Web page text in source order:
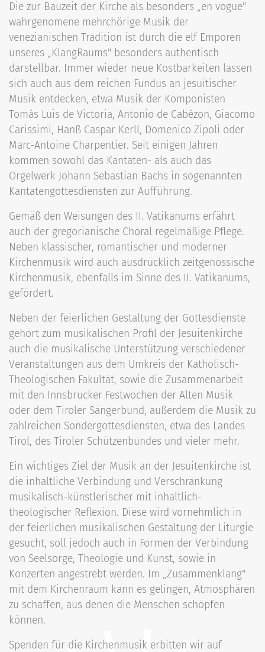
Die zur Bauzeit der Kirche als besonders „en vogue"
wahrgenomene mehrchörige Musik der
venezianischen Tradition ist durch die elf Emporen
unseres „KlangRaums" besonders authentisch
darstellbar. Immer wieder neue Kostbarkeiten lassen
sich auch aus dem reichen Fundus an jesuitischer
Musik entdecken, etwa Musik der Komponisten
Tomás Luis de Victoria, Antonio de Cabézon, Giacomo
Carissimi, Hanß Caspar Kerll, Domenico Zipoli oder
Marc-Antoine Charpentier. Seit einigen Jahren
kommen sowohl das Kantaten- als auch das
Orgelwerk Johann Sebastian Bachs in sogenannten
Kantatengottesdiensten zur Aufführung.
Gemäß den Weisungen des II. Vatikanums erfährt
auch der gregorianische Choral regelmäßige Pflege.
Neben klassischer, romantischer und moderner
Kirchenmusik wird auch ausdrücklich zeitgenössische
Kirchenmusik, ebenfalls im Sinne des II. Vatikanums,
gefördert.
Neben der feierlichen Gestaltung der Gottesdienste
gehört zum musikalischen Profil der Jesuitenkirche
auch die musikalische Unterstützung verschiedener
Veranstaltungen aus dem Umkreis der Katholisch-
Theologischen Fakultät, sowie die Zusammenarbeit
mit den Innsbrucker Festwochen der Alten Musik
oder dem Tiroler Sängerbund, außerdem die Musik zu
zahlreichen Sondergottesdiensten, etwa des Landes
Tirol, des Tiroler Schützenbundes und vieler mehr.
Ein wichtiges Ziel der Musik an der Jesuitenkirche ist
die inhaltliche Verbindung und Verschränkung
musikalisch-künstlerischer mit inhaltlich-
theologischer Reflexion. Diese wird vornehmlich in
der feierlichen musikalischen Gestaltung der Liturgie
gesucht, soll jedoch auch in Formen der Verbindung
von Seelsorge, Theologie und Kunst, sowie in
Konzerten angestrebt werden. Im „Zusammenklang"
mit dem Kirchenraum kann es gelingen, Atmosphären
zu schaffen, aus denen die Menschen schöpfen
können.
Spenden für die Kirchenmusik erbitten wir auf